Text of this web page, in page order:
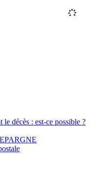
le décès : est-ce possible ?